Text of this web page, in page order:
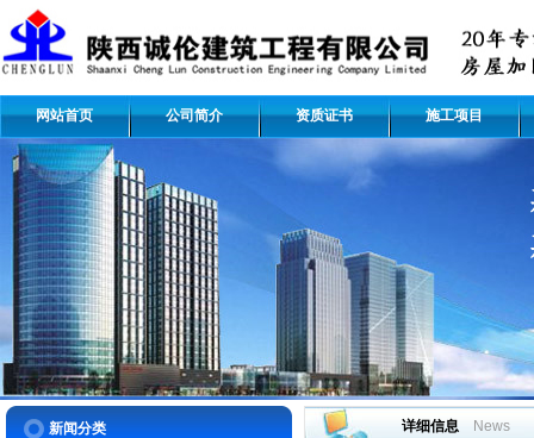
网站首页 公司简介 资质证书 施工项目
新闻分类 详细信息 News